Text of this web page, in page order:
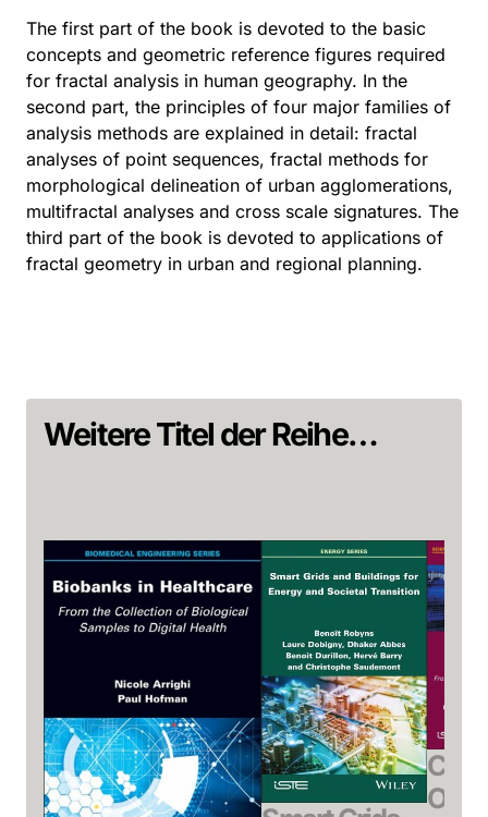
The first part of the book is devoted to the basic
concepts and geometric reference figures required
for fractal analysis in human geography. In the
second part, the principles of four major families of
analysis methods are explained in detail: fractal
analyses of point sequences, fractal methods for
morphological delineation of urban agglomerations,
multifractal analyses and cross scale signatures. The
third part of the book is devoted to applications of
fractal geometry in urban and regional planning.
Weitere Titel der Reihe…